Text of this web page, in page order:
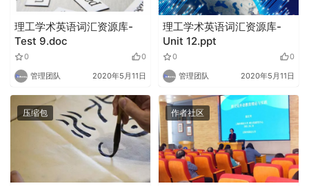
理工学术英语词汇资源库-
Test 9.doc
0 0
管理团队 2020年5月11日
理工学术英语词汇资源库-
Unit 12.ppt
0 0
管理团队 2020年5月11日
压缩包 作者社区